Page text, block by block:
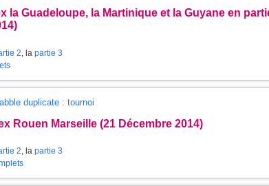
la Guadeloupe, la Martinique et la Guyane en
2 , la partie 3
duplicate : tournoi
Rouen Marseille (21 Décembre 2014)
2, la partie 3